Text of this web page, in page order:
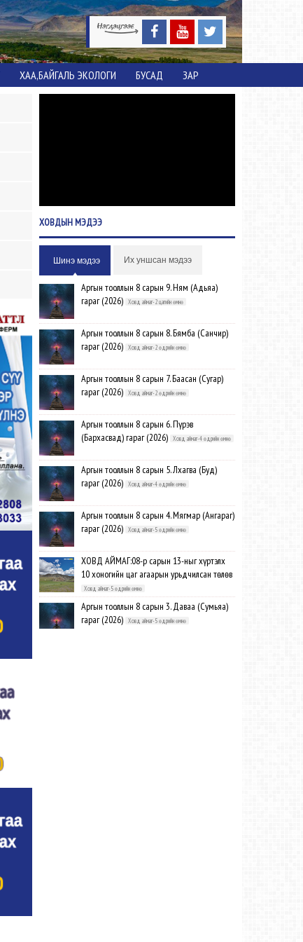
ХАА,БАЙГАЛЬ ЭКОЛОГИ БУСАД ЗАР
ХОВДЫНМЭДЭЭ
Шинэ мэдээ Их уншсан мэдээ
Аргын тооллын 8 сарын 9. Ням (Адьяа)
гараг (2026)
Ховд аймаг-2 цагийн өмнө
Аргын тооллын 8 сарын 8. Бямба (Санчир)
гараг (2026)
Ховд аймаг-2 өдрийн өмнө
Аргын тооллын 8 сарын 7. Баасан (Сугар)
гараг (2026)
Ховд аймаг-2 өдрийн өмнө
Аргын тооллын 8 сарын 6. Пүрэв
(Бархасвад) гараг (2026)
Ховд аймаг-4 өдрийн өмнө
Аргын тооллын 8 сарын 5. Лхагва (Буд)
гараг (2026)
Ховд аймаг-4 өдрийн өмнө
Аргын тооллын 8 сарын 4. Мягмар (Ангараг)
гараг (2026)
Ховд аймаг-5 өдрийн өмнө
ХОВД АЙМАГ:08-р сарын 13-ныг хүртэлх
10 хоногийн цаг агаарын урьдчилсан төлөв
Ховд аймаг-5 өдрийн өмнө
Аргын тооллын 8 сарын 3. Даваа (Сумьяа)
гараг (2026)
Ховд аймаг-5 өдрийн өмнө